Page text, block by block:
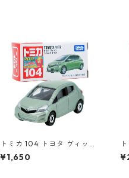
トミカ 104 トヨタ ヴィッツ
#10392507
¥1,650